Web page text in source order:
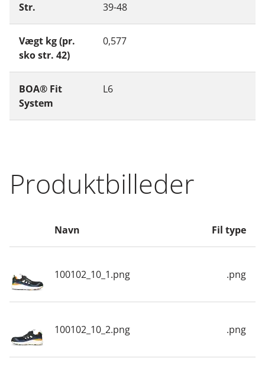
Str. 39-48
Vægt kg (pr.
sko str. 42)
0,577
BOA® Fit
System
L6
Produktbilleder
Navn Fil type
100102_10_1.png .png
100102_10_2.png .png